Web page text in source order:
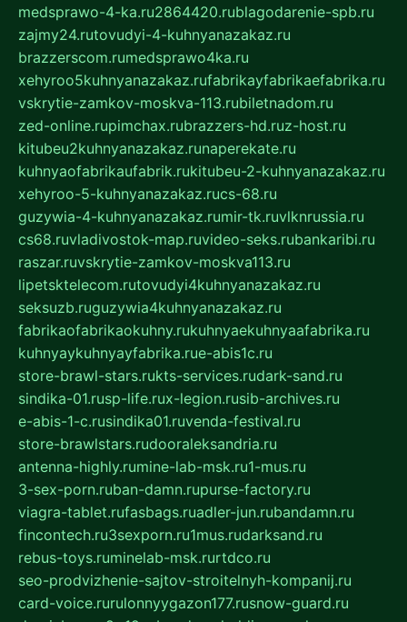
medsprawo-4-ka.ru2864420.rublagodarenie-spb.ru
zajmy24.rutovudyi-4-kuhnyanazakaz.ru
brazzerscom.rumedsprawo4ka.ru
xehyroo5kuhnyanazakaz.rufabrikayfabrikaefabrika.ru
vskrytie-zamkov-moskva-113.rubiletnadom.ru
zed-online.rupimchax.rubrazzers-hd.ruz-host.ru
kitubeu2kuhnyanazakaz.runaperekate.ru
kuhnyaofabrikaufabrik.rukitubeu-2-kuhnyanazakaz.ru
xehyroo-5-kuhnyanazakaz.rucs-68.ru
guzywia-4-kuhnyanazakaz.rumir-tk.ruvlknrussia.ru
cs68.ruvladivostok-map.ruvideo-seks.rubankaribi.ru
raszar.ruvskrytie-zamkov-moskva113.ru
lipetsktelecom.rutovudyi4kuhnyanazakaz.ru
seksuzb.ruguzywia4kuhnyanazakaz.ru
fabrikaofabrikaokuhny.rukuhnyaekuhnyaafabrika.ru
kuhnyaykuhnyayfabrika.rue-abis1c.ru
store-brawl-stars.rukts-services.rudark-sand.ru
sindika-01.rusp-life.rux-legion.rusib-archives.ru
e-abis-1-c.rusindika01.ruvenda-festival.ru
store-brawlstars.rudooraleksandria.ru
antenna-highly.rumine-lab-msk.ru1-mus.ru
3-sex-porn.ruban-damn.rupurse-factory.ru
viagra-tablet.rufasbags.ruadler-jun.rubandamn.ru
fincontech.ru3sexporn.ru1mus.rudarksand.ru
rebus-toys.ruminelab-msk.rurtdco.ru
seo-prodvizhenie-sajtov-stroitelnyh-kompanij.ru
card-voice.rurulonnyygazon177.rusnow-guard.ru